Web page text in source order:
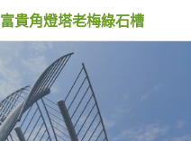
富貴角燈塔老梅綠石槽